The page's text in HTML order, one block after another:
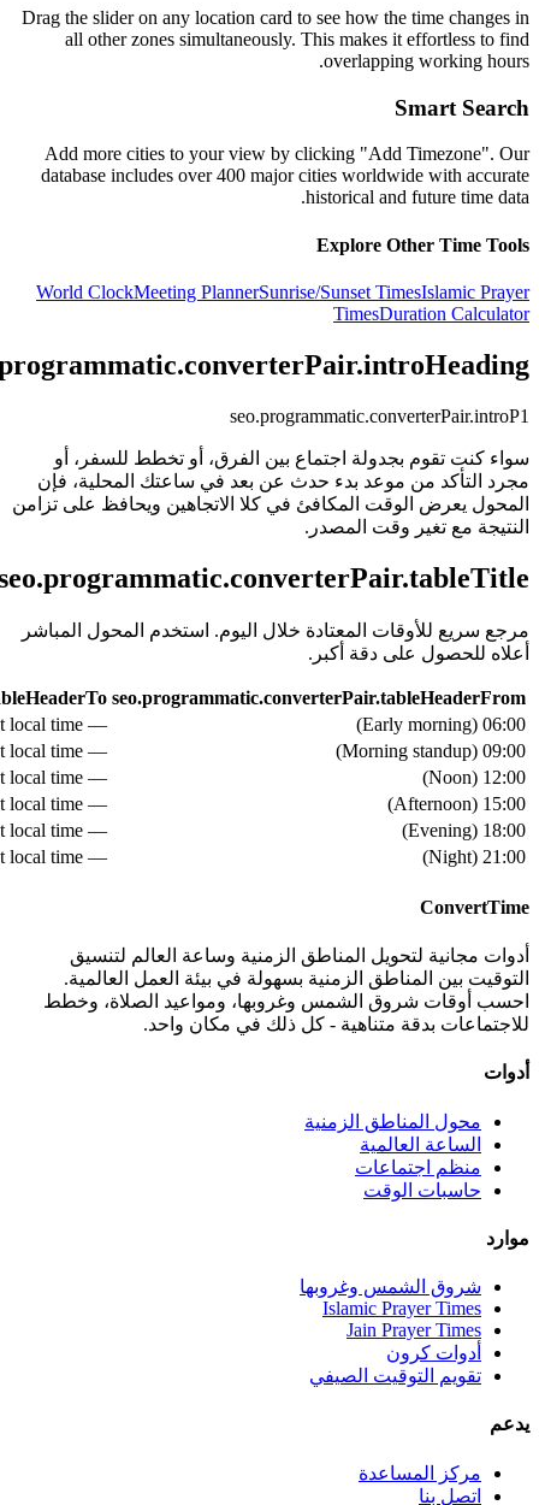
Drag the slider on any location card to see how the time changes in
all other zones simultaneously. This makes it effortless to find
overlapping working hours.
Smart Search
Add more cities to your view by clicking "Add Timezone". Our
database includes over 400 major cities worldwide with accurate
historical and future time data.
Explore Other Time Tools
World ClockMeeting PlannerSunrise/Sunset TimesIslamic Prayer
TimesDuration Calculator
seo.programmatic.converterPair.introP1
سواء كنت تقوم بجدولة اجتماع بين الفرق، أو تخطط للسفر، أو
مجرد التأكد من موعد بدء حدث عن بعد في ساعتك المحلية، فإن
المحول يعرض الوقت المكافئ في كلا الاتجاهين ويحافظ على تزامن
النتيجة مع تغير وقت المصدر.
مرجع سريع للأوقات المعتادة خلال اليوم. استخدم المحول المباشر
أعلاه للحصول على دقة أكبر.
seo.programmatic.converterPair.tableHeaderFrom
06:00
(
Early morning
)
— see live converter above for exact local time
09:00
(
Morning standup
)
— see live converter above for exact local time
12:00
(
Noon
)
— see live converter above for exact local time
15:00
(
Afternoon
)
— see live converter above for exact local time
18:00
(
Evening
)
— see live converter above for exact local time
21:00
(
Night
)
— see live converter above for exact local time
ConvertTime
أدوات مجانية لتحويل المناطق الزمنية وساعة العالم لتنسيق
التوقيت بين المناطق الزمنية بسهولة في بيئة العمل العالمية.
احسب أوقات شروق الشمس وغروبها، ومواعيد الصلاة، وخطط
للاجتماعات بدقة متناهية - كل ذلك في مكان واحد.
أدوات
محول المناطق الزمنية
الساعة العالمية
منظم اجتماعات
حاسبات الوقت
موارد
شروق الشمس وغروبها
Islamic Prayer Times
Jain Prayer Times
أدوات كرون
تقويم التوقيت الصيفي
يدعم
مركز المساعدة
اتصل بنا